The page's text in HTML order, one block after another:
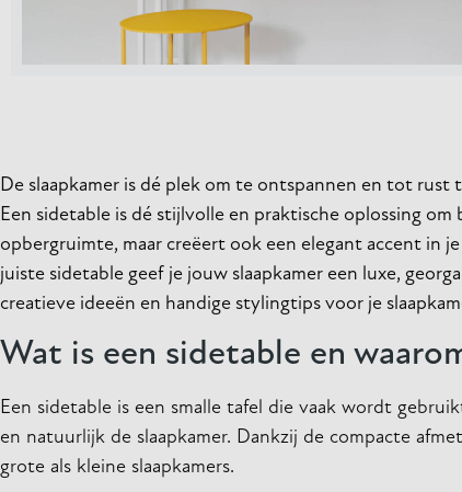
De slaapkamer is dé plek om te ontspannen en tot
Een sidetable is dé stijlvolle en praktische oplossing
opbergruimte, maar creëert ook een elegant accent in
juiste sidetable geef je jouw slaapkamer een luxe,
creatieve ideeën en handige stylingtips voor je
Wat is een sidetable en
Een sidetable is een smalle tafel die vaak wordt
en natuurlijk de slaapkamer. Dankzij de compacte
grote als kleine slaapkamers.